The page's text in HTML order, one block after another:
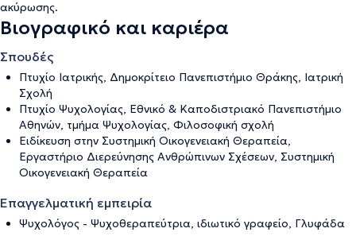
ακύρωσης.
Βιογραφικό και καριέρα
Σπουδές
Πτυχίο Ιατρικής, Δημοκρίτειο Πανεπιστήμιο Θράκης, Ιατρική
Σχολή
Πτυχίο Ψυχολογίας, Εθνικό & Καποδιστριακό Πανεπιστήμιο
Αθηνών, τμήμα Ψυχολογίας, Φιλοσοφική σχολή
Ειδίκευση στην Συστημική Οικογενειακή Θεραπεία,
Εργαστήριο Διερεύνησης Ανθρώπινων Σχέσεων, Συστημική
Οικογενειακή Θεραπεία
Επαγγελματική εμπειρία
Ψυχολόγος - Ψυχοθεραπεύτρια, ιδιωτικό γραφείο, Γλυφάδα